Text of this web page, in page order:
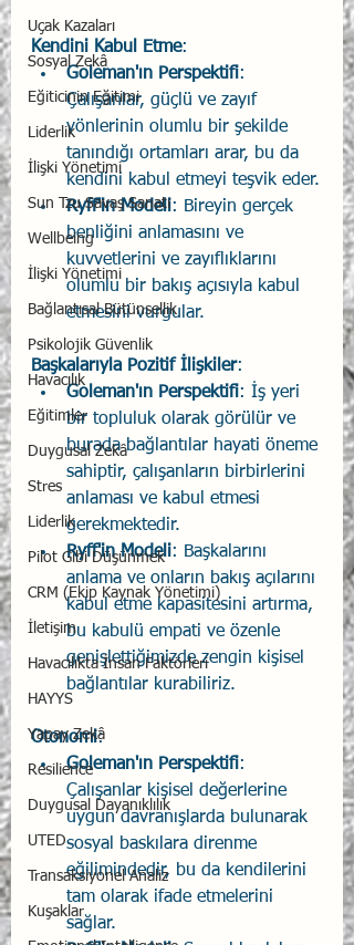
Uçak Kazaları
Sosyal Zekâ
Eğiticinin Eğitimi
Liderlik
İlişki Yönetimi
Sun Tzu Savaş Sanatı
Wellbeing
İlişki Yönetimi
Bağlantısal Bütünsellik
Psikolojik Güvenlik
Havacılık
Eğitimler
Duygusal Zekâ
Stres
Liderlik
Pilot Gibi Düşünmek
CRM (Ekip Kaynak Yönetimi)
İletişim
Havacılıkta İnsan Faktörleri
HAYYS
Yapay Zekâ
Resilience
Duygusal Dayanıklılık
UTED
Transaksiyonel Analiz
Kuşaklar
Kendini Kabul Etme:
Goleman'ın Perspektifi:
Çalışanlar, güçlü ve zayıf
yönlerinin olumlu bir şekilde
tanındığı ortamları arar, bu da
kendini kabul etmeyi teşvik eder.
Ryff'in Modeli: Bireyin gerçek
benliğini anlamasını ve
kuvvetlerini ve zayıflıklarını
olumlu bir bakış açısıyla kabul
etmesini vurgular.
Başkalarıyla Pozitif İlişkiler:
Goleman'ın Perspektifi: İş yeri
bir topluluk olarak görülür ve
burada bağlantılar hayati öneme
sahiptir, çalışanların birbirlerini
anlaması ve kabul etmesi
gerekmektedir.
Ryff'in Modeli: Başkalarını
anlama ve onların bakış açılarını
kabul etme kapasitesini artırma,
bu kabulü empati ve özenle
genişlettiğimizde zengin kişisel
bağlantılar kurabiliriz.
Otonomi:
Goleman'ın Perspektifi:
Çalışanlar kişisel değerlerine
uygun davranışlarda bulunarak
sosyal baskılara direnme
eğilimindedir, bu da kendilerini
tam olarak ifade etmelerini
sağlar.